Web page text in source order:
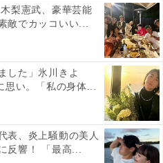
梨憲武、豪華芸能
敵でカッコいい...
した」氷川きよ
思い。「私の身体...
表、炎上騒動の美人
反響！ 「最高...